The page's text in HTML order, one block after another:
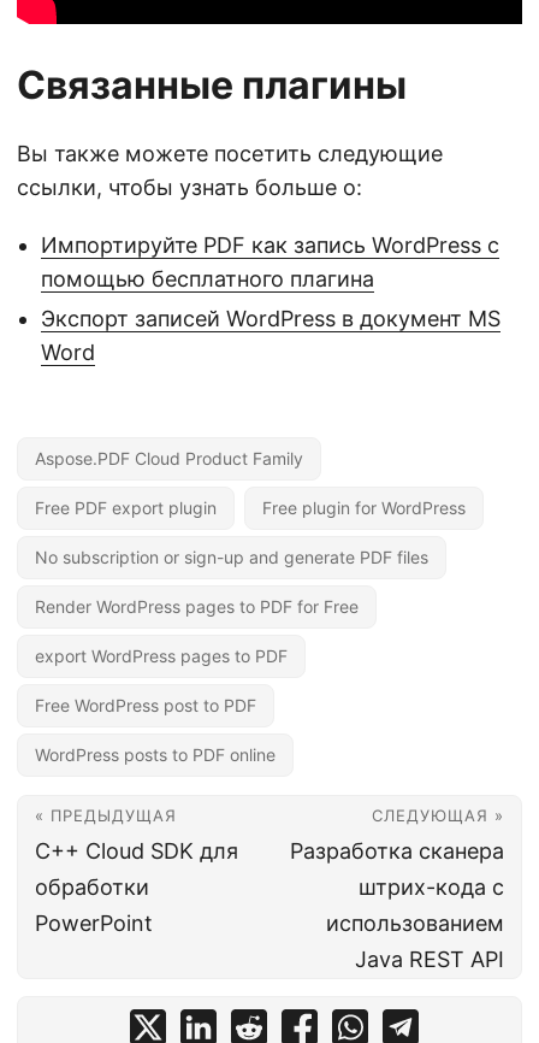
Связанные плагины
Вы также можете посетить следующие
ссылки, чтобы узнать больше о:
Импортируйте PDF как запись WordPress с
помощью бесплатного плагина
Экспорт записей WordPress в документ MS
Word
Aspose.PDF Cloud Product Family
Free PDF export plugin Free plugin for WordPress
No subscription or sign-up and generate PDF files
Render WordPress pages to PDF for Free
export WordPress pages to PDF
Free WordPress post to PDF
WordPress posts to PDF online
« ПРЕДЫДУЩАЯ
C++ Cloud SDK для
обработки
PowerPoint
СЛЕДУЮЩАЯ »
Разработка сканера
штрих-кода с
использованием
Java REST API